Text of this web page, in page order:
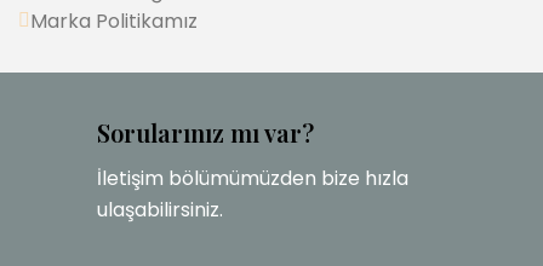
Marka Politikamız
Sorularınız mı var?
İletişim bölümümüzden bize hızla
ulaşabilirsiniz.